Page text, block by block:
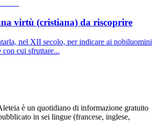
virtù (cristiana) da riscoprire
nel XII secolo, per indicare ai nobiluomini
cui sfruttare...
è un quotidiano di informazione gratuito
in sei lingue (francese, inglese,